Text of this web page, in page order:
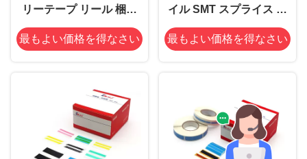
リーテープ リール 梱包
ESD 密封ラベル PET素
材
最もよい価格を得なさい
イル SMT スプライス ク
リップ 銅バックル ステー
プラータイプ スプライス
最もよい価格を得なさい